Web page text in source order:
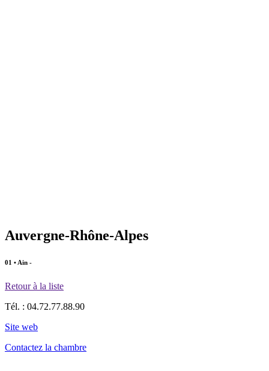
Auvergne-Rhône-Alpes
01 • Ain -
Retour à la liste
Tél. : 04.72.77.88.90
Site web
Contactez la chambre